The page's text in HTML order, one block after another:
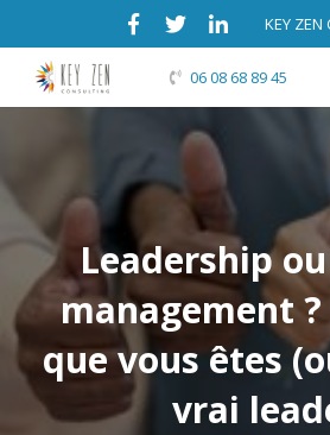
KEY ZEN
06 08 68 89 45
Leadership
management ?
que vous êtes
vrai